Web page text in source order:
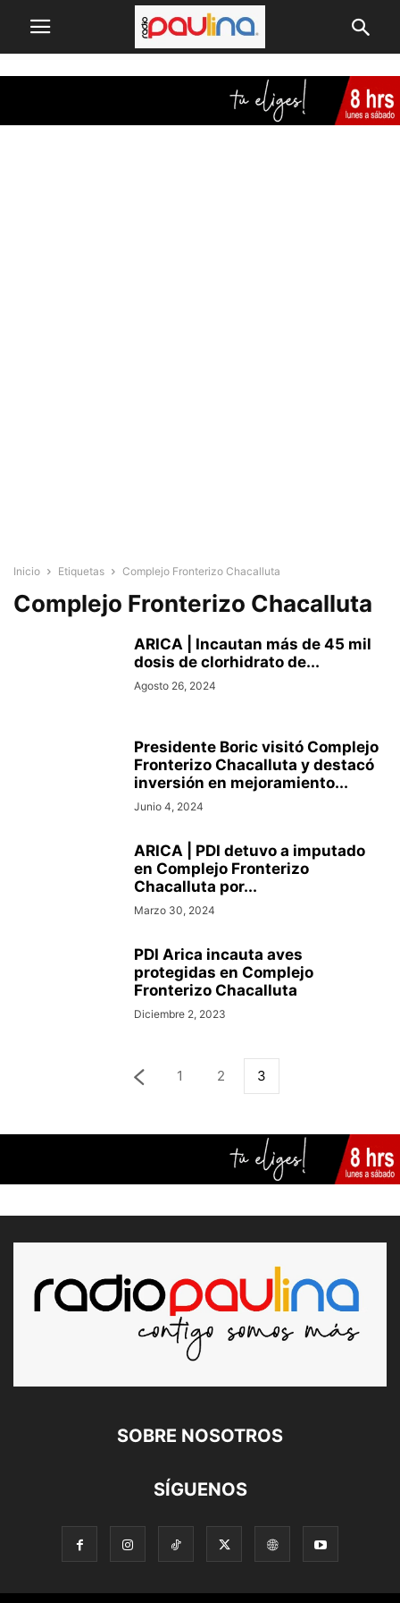
Inicio Etiquetas Complejo Fronterizo Chacalluta
Complejo Fronterizo Chacalluta
ARICA | Incautan más de 45 mil
dosis de clorhidrato de...
Agosto 26, 2024
Presidente Boric visitó Complejo
Fronterizo Chacalluta y destacó
inversión en mejoramiento...
Junio 4, 2024
ARICA | PDI detuvo a imputado
en Complejo Fronterizo
Chacalluta por...
Marzo 30, 2024
PDI Arica incauta aves
protegidas en Complejo
Fronterizo Chacalluta
Diciembre 2, 2023
1 2 3
SOBRE NOSOTROS
SÍGUENOS